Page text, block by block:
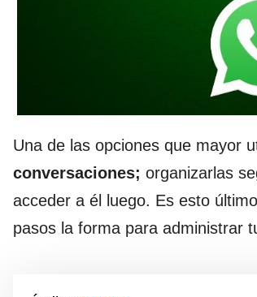
Una de las opciones que mayor
conversaciones; organizarlas
acceder a él luego. Es esto
pasos la forma para administrar